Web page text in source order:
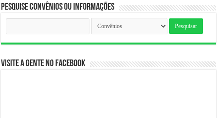
Pesquise Convênios ou Informações
Pesquise
Visite a gente no Facebook